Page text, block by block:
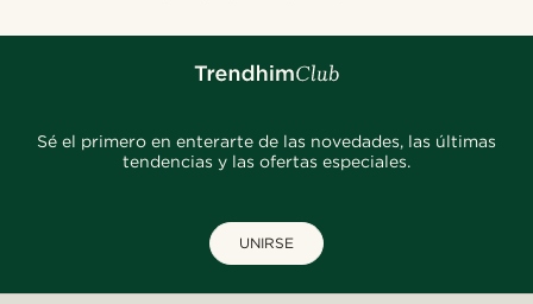
Sé el primero en enterarte de las novedades, las últimas
tendencias y las ofertas especiales.
UNIRSE